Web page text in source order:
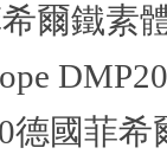
爾鐵素
德國菲